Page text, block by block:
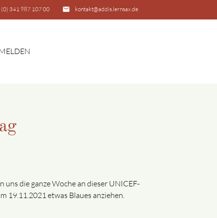
email kontakt@addis.lernsax.de
341 987 107 00
die ganze Woche an dieser UNICEF-
19.11.2021 etwas Blaues anziehen.